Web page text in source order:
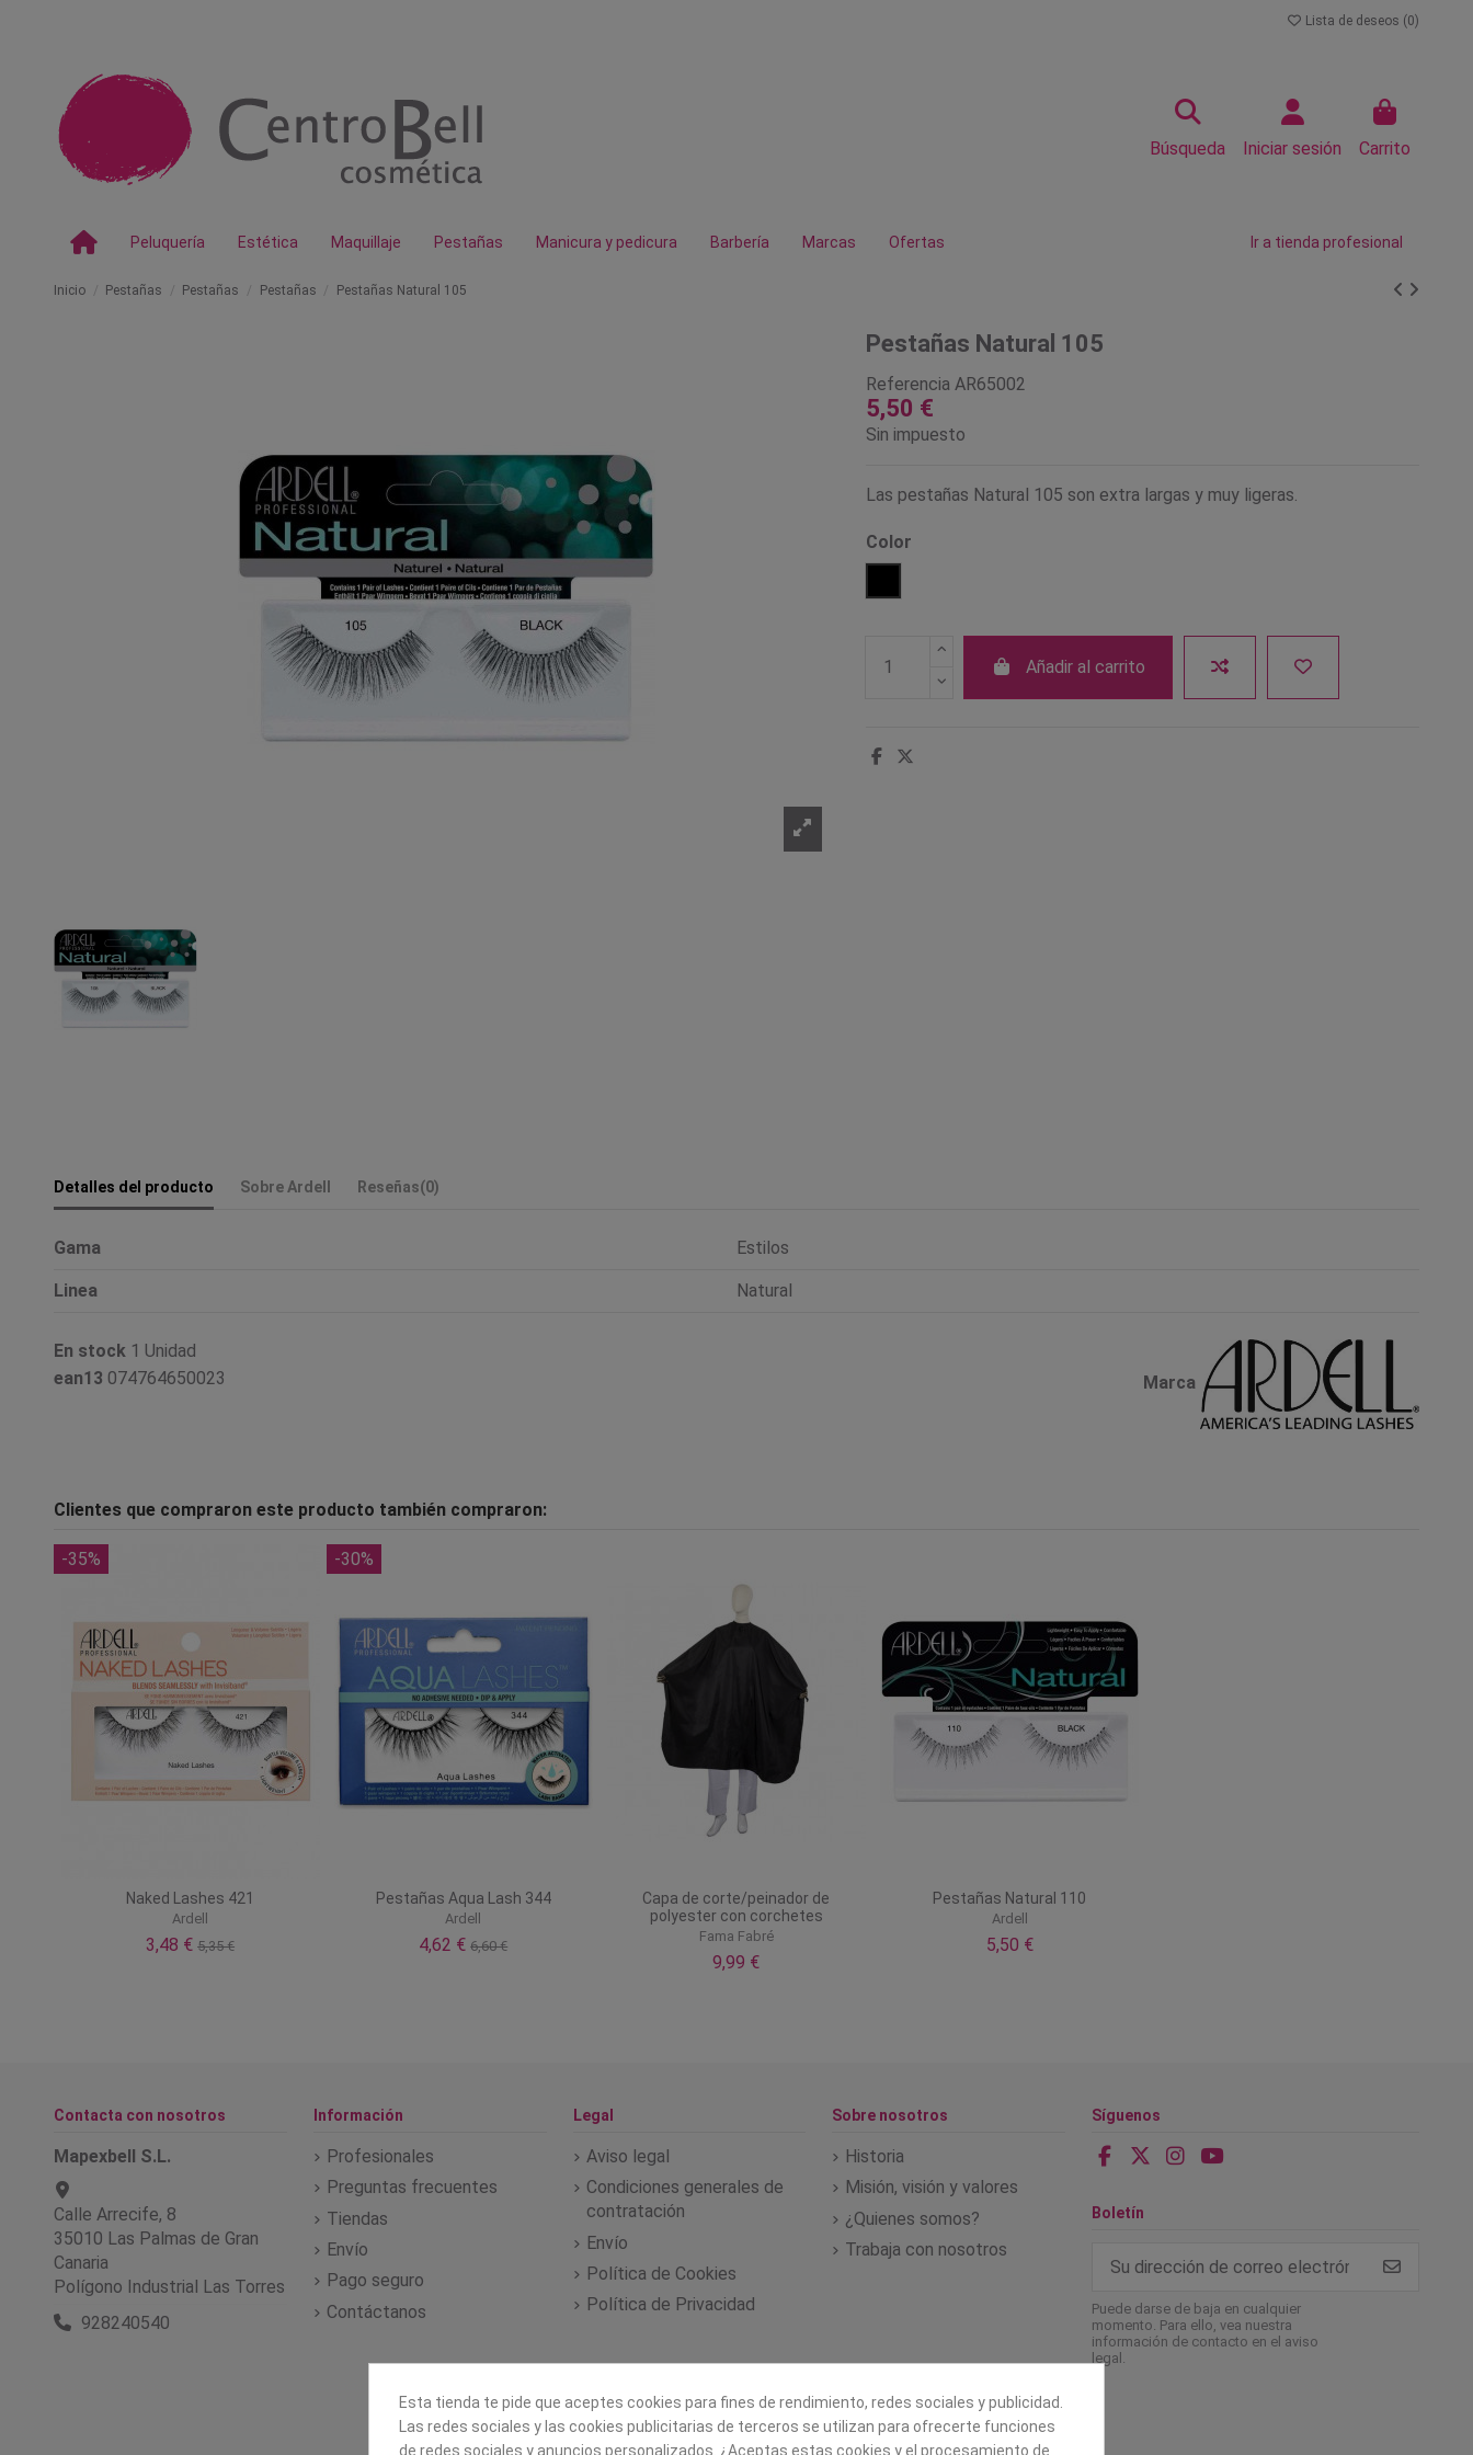
Lista de deseos (0)
Búsqueda Iniciar sesión Carrito
Peluquería Estética Maquillaje Pestañas Manicura y pedicura Barbería Marcas Ofertas Ir a tienda profesional
Inicio Pestañas Pestañas Pestañas Pestañas Natural 105
Pestañas Natural 105
Referencia AR65002
5,50 €
Sin impuesto
Las pestañas Natural 105 son extra largas y muy ligeras.
Color
Añadir al carrito
Detalles del producto Sobre Ardell Reseñas(0)
Gama Estilos
Linea Natural
Marca
En stock 1 Unidad
ean13 074764650023
Clientes que compraron este producto también compraron:
-35%
Naked Lashes 421
Ardell
3,48 €5,35 €
-30%
Pestañas Aqua Lash 344
Ardell
4,62 €6,60 €
Capa de corte/peinador de
polyester con corchetes
Fama Fabré
9,99 €
Pestañas Natural 110
Ardell
5,50 €
Contacta con nosotros
Mapexbell S.L.
Calle Arrecife, 8
35010 Las Palmas de Gran
Canaria
Polígono Industrial Las Torres
928240540
Información
Profesionales
Preguntas frecuentes
Tiendas
Envío
Pago seguro
Contáctanos
Legal
Aviso legal
Condiciones generales de
contratación
Envío
Política de Cookies
Política de Privacidad
Sobre nosotros
Historia
Misión, visión y valores
¿Quienes somos?
Trabaja con nosotros
Síguenos
Boletín
Puede darse de baja en cualquier
momento. Para ello, vea nuestra
información de contacto en el aviso
legal.
Esta tienda te pide que aceptes cookies para fines de rendimiento, redes sociales y publicidad.
Las redes sociales y las cookies publicitarias de terceros se utilizan para ofrecerte funciones
de redes sociales y anuncios personalizados. ¿Aceptas estas cookies y el procesamiento de